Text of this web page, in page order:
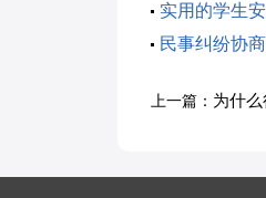
实用的学生
民事纠纷协
上一篇： 为什